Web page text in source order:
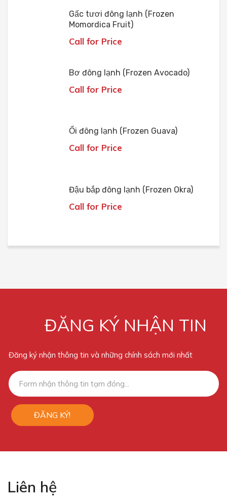
Gấc tươi đông lạnh (Frozen
Momordica Fruit)
Call for Price
Bơ đông lạnh (Frozen Avocado)
Call for Price
Ổi đông lạnh (Frozen Guava)
Call for Price
Đậu bắp đông lạnh (Frozen Okra)
Call for Price
ĐĂNG KÝ NHẬN TIN
Đăng ký nhận thông tin và những chính sách mới nhất
ĐĂNG KÝ!
Liên hệ